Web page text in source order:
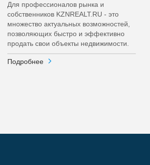
Для профессионалов рынка и
собственников KZNREALT.RU - это
множество актуальных возможностей,
позволяющих быстро и эффективно
продать свои объекты недвижимости.
Подробнее